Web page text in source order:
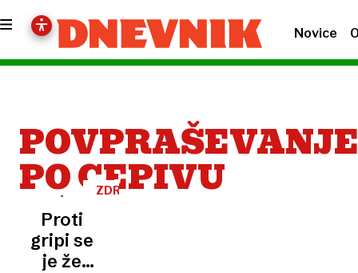
Novice
POVPRAŠEVANJE
PO CEPIVU
ZDRAVJE
Proti
gripi se
je že